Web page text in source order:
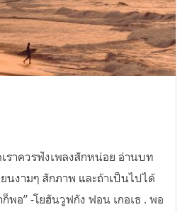
ราควรฟังเพลงสักหน่อย อ่านบท
นงามๆ สักภาพ และถ้าเป็นไปได้
พอ” -โยฮันวูฟกัง ฟอน เกอเธ . พอ